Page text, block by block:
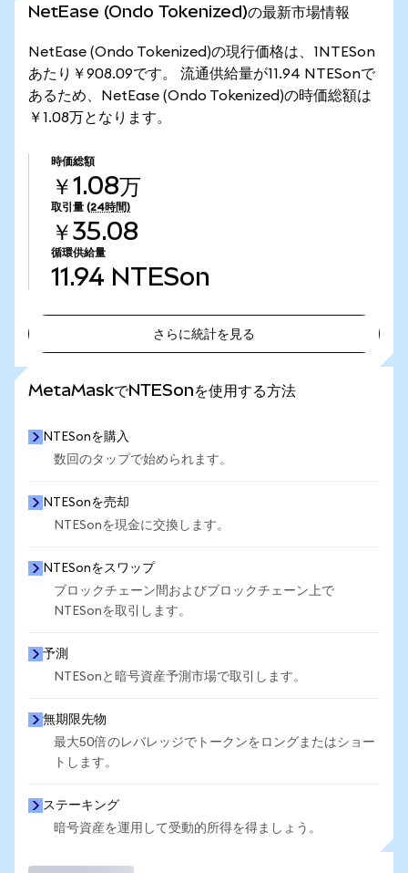
NetEase (Ondo Tokenized)の最新市場情報
NetEase (Ondo Tokenized)の現行価格は、1NTESon
あたり￥908.09です。 流通供給量が11.94 NTESonで
あるため、NetEase (Ondo Tokenized)の時価総額は
￥1.08万となります。
時価総額
￥1.08万
取引量 (24時間)
￥35.08
循環供給量
11.94 NTESon
さらに統計を見る
MetaMaskでNTESonを使用する方法
NTESonを購入
数回のタップで始められます。
NTESonを売却
NTESonを現金に交換します。
NTESonをスワップ
ブロックチェーン間およびブロックチェーン上で
NTESonを取引します。
予測
NTESonと暗号資産予測市場で取引します。
無期限先物
最大50倍のレバレッジでトークンをロングまたはショー
トします。
ステーキング
暗号資産を運用して受動的所得を得ましょう。